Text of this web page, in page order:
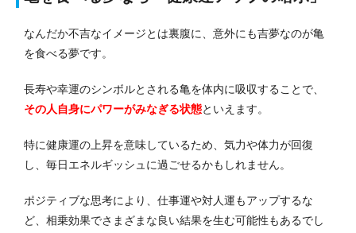
なんだか不吉なイメージとは裏腹に、意外にも吉夢なのが亀
を食べる夢です。
長寿や幸運のシンボルとされる亀を体内に吸収することで、
その人自身にパワーがみなぎる状態といえます。
特に健康運の上昇を意味しているため、気力や体力が回復
し、毎日エネルギッシュに過ごせるかもしれません。
ポジティブな思考により、仕事運や対人運もアップするな
ど、相乗効果でさまざまな良い結果を生む可能性もあるでし